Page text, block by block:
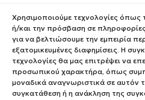
Χρησιμοποιούμε τεχνολογίες όπως
ή/και την πρόσβαση σε
για να βελτιώσουμε την εμπειρία
εξατομικευμένες διαφημίσεις. Η
τεχνολογίες θα μας επιτρέψει να
προσωπικού χαρακτήρα, όπως
μοναδικά αναγνωριστικά σε αυτόν
συγκατάθεση ή η ανάκληση της
Πολιτική Απορρήτου
Τρόποι Αποστολής
Τρόποι Πληρωμής
Επιστροφές Προϊόντων